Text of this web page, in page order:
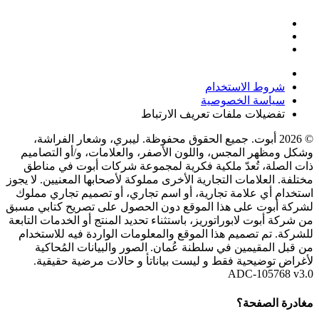
شروط الاستخدام
سياسة الخصوصية
تفضيلات ملفات تعريف الارتباط
© 2026 أبوت. جميع الحقوق محفوظة. ليبري، وشعار الفراشة،
وشكل ومظهر المجس، واللون الأصفر، والعلامات، و/أو التصاميم
ذات الصلة، تُعدّ ملكية فكرية لمجموعة شركات أبوت في مناطق
مختلفة. العلامات التجارية الأخرى مملوكة لأصحابها المعنيين. لا يجوز
استخدام أي علامة تجارية، أو اسم تجاري، أو تصميم تجاري مملوك
لشركة أبوت على هذا الموقع دون الحصول على تصريح كتابي مسبق
من شركة أبوت لابوراتوريز، باستثناء تحديد المنتج أو الخدمات التابعة
للشركة. تم تصميم هذا الموقع والمعلومات الواردة فيه للاستخدام
من قبل المقيمين في سلطنة عُمان. الصور والبيانات المُحاكية
لأغراض توضيحية فقط و ليست بياناتأ و حالات مرضية حقيقية.
ADC-105768 v3.0
مغادرة الصفحة؟